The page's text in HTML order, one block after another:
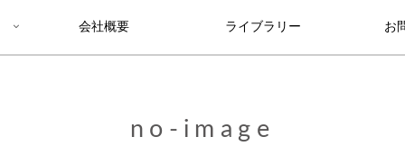
会社概要 ライブラリー お
no-image